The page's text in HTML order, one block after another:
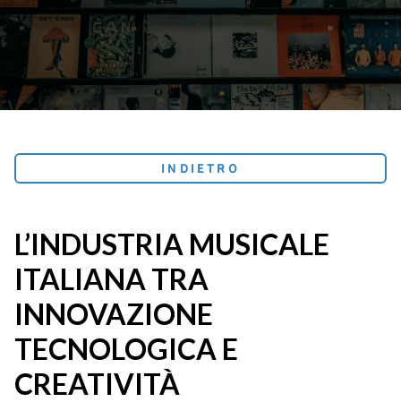
INDIETRO
L’INDUSTRIA MUSICALE
ITALIANA TRA
INNOVAZIONE
TECNOLOGICA E
CREATIVITÀ